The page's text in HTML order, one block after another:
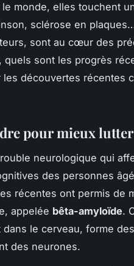
monde, elles touchent
sclérose en
sont au cœur des
sont les progrès
les découvertes récentes
pour mieux lutter
neurologique qui
des personnes
récentes ont permis de
, appelée bêta-amyloïde.
dans le cerveau, forme
des neurones.